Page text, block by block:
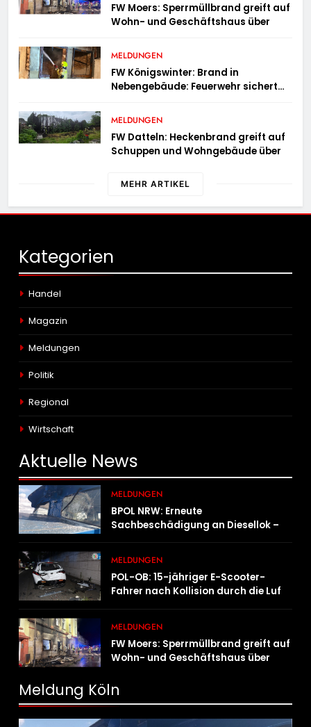
FW Moers: Sperrmüllbrand greift auf
Wohn- und Geschäftshaus über
MELDUNGEN
FW Königswinter: Brand in
Nebengebäude: Feuerwehr sichert
MELDUNGEN
FW Datteln: Heckenbrand greift auf
Schuppen und Wohngebäude über
MEHR ARTIKEL
Kategorien
Handel
Magazin
Meldungen
Politik
Regional
Wirtschaft
Aktuelle News
MELDUNGEN
BPOL NRW: Erneute
Sachbeschädigung an Diesellok –
MELDUNGEN
POL-OB: 15-jähriger E-Scooter-
Fahrer nach Kollision durch die Luft
MELDUNGEN
FW Moers: Sperrmüllbrand greift auf
Wohn- und Geschäftshaus über
Meldung Köln